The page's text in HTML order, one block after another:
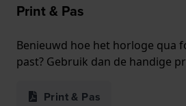
Print & Pas
Benieuwd hoe het horloge qua
past? Gebruik dan de handige
Print & Pas